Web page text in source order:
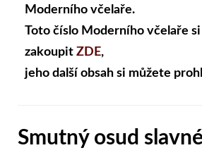
Moderního včelaře.
Toto číslo Moderního včelaře
zakoupit ZDE,
jeho další obsah si můžete
Smutný osud